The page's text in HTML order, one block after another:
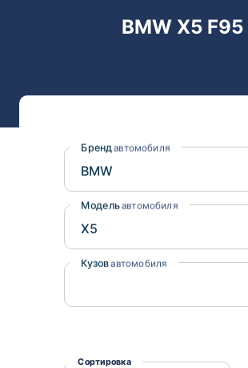
Nissan
Suzuki
Subaru
BMW X5
Бренд автомобиля
Модельавтомобиля
Кузовавтомобиля
Сортировка